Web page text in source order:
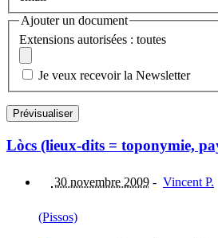
Ajouter un document
Extensions autorisées : toutes
Je veux recevoir la Newsletter
Lòcs (lieux-dits = toponymie,
30 novembre 2009 - Vincent P.
(Pissos)